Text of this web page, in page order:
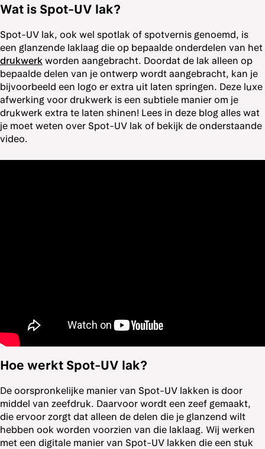
Wat is Spot-UV lak?
Spot-UV lak, ook wel spotlak of spotvernis genoemd, is
een glanzende laklaag die op bepaalde onderdelen van het
drukwerk worden aangebracht. Doordat de lak alleen op
bepaalde delen van je ontwerp wordt aangebracht, kan je
bijvoorbeeld een logo er extra uit laten springen. Deze luxe
afwerking voor drukwerk is een subtiele manier om je
drukwerk extra te laten shinen! Lees in deze blog alles wat
je moet weten over Spot-UV lak of bekijk de onderstaande
video.
Hoe werkt Spot-UV lak?
De oorspronkelijke manier van Spot-UV lakken is door
middel van zeefdruk. Daarvoor wordt een zeef gemaakt,
die ervoor zorgt dat alleen de delen die je glanzend wilt
hebben ook worden voorzien van die laklaag. Wij werken
met een digitale manier van Spot-UV lakken die een stuk